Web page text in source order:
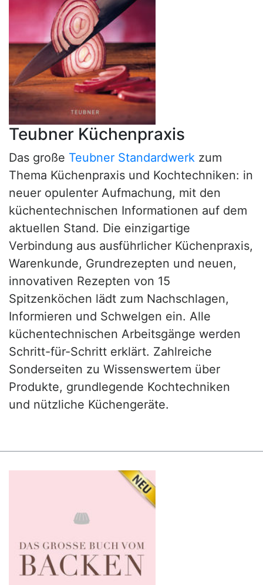
Teubner Küchenpraxis
Das große Teubner Standardwerk zum
Thema Küchenpraxis und Kochtechniken: in
neuer opulenter Aufmachung, mit den
küchentechnischen Informationen auf dem
aktuellen Stand. Die einzigartige
Verbindung aus ausführlicher Küchenpraxis,
Warenkunde, Grundrezepten und neuen,
innovativen Rezepten von 15
Spitzenköchen lädt zum Nachschlagen,
Informieren und Schwelgen ein. Alle
küchentechnischen Arbeitsgänge werden
Schritt-für-Schritt erklärt. Zahlreiche
Sonderseiten zu Wissenswertem über
Produkte, grundlegende Kochtechniken
und nützliche Küchengeräte.